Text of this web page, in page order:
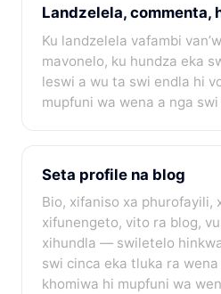
Landzelela, commenta,
Ku landzelela vafambi
mavonelo, ku hundza eka
leswi a wu ta swi endla hi
mupfuni wa wena a nga
Seta profile na blog
Bio, xifaniso xa phurofayili,
xifunengeto, vito ra blog,
xihundla — swiletelo
swi cinca eka tluka ra
khomiwa hi mupfuni wa